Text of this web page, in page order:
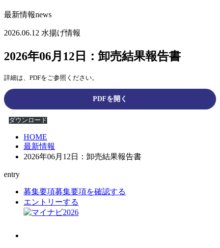
最新情報news
2026.06.12 水揚げ情報
2026年06月12日：卸売結果報告書
詳細は、PDFをご参照ください。
PDFを開く
ダウンロード
HOME
最新情報
2026年06月12日：卸売結果報告書
entry
募集要項募集要項を確認する
エントリーする